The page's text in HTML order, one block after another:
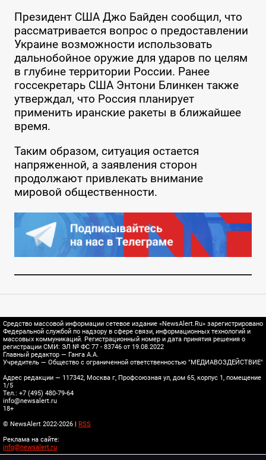
Президент США Джо Байден сообщил, что
рассматривается вопрос о предоставлении
Украине возможности использовать
дальнобойное оружие для ударов по целям
в глубине территории России. Ранее
госсекретарь США Энтони Блинкен также
утверждал, что Россия планирует
применить иранские ракеты в ближайшее
время.
Таким образом, ситуация остается
напряженной, а заявления сторон
продолжают привлекать внимание
мировой общественности.
Средство массовой информации сетевое издание «NewsAlert.Ru» зарегистрировано
Федеральной службой по надзору в сфере связи, информационных технологий и
массовых коммуникаций. Регистрационный номер и дата принятия решения о
регистрации СМИ: ЭЛ № ФС 77 - 83746 от 19.08.2022
Главный редактор — Ганга А.А.
Учредитель — Общество с ограниченной ответственностью "МЕДИАВОЗДЕЙСТВИЕ"
Адрес редакции — 117342, Москва г, Профсоюзная ул, дом 65, корпус 1, помещение
1/5
Тел.: +7 (495) 480-79-64
info@newsalert.ru
18+
© NewsAlert 2022-2026 | RSS
Реклама на сайте:
info@newsalert.ru